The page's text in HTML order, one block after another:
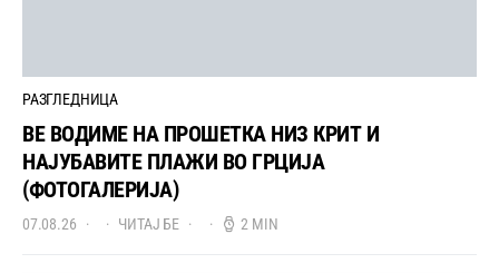
РАЗГЛЕДНИЦА
ВЕ ВОДИМЕ НА ПРОШЕТКА НИЗ КРИТ И
НАЈУБАВИТЕ ПЛАЖИ ВО ГРЦИЈА
(ФОТОГАЛЕРИЈА)
07.08.26 ЧИТАЈ БЕ 2 MIN